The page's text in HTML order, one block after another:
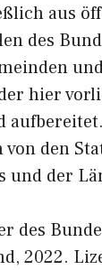
aus
des
hier
von den
und der
des
2022.